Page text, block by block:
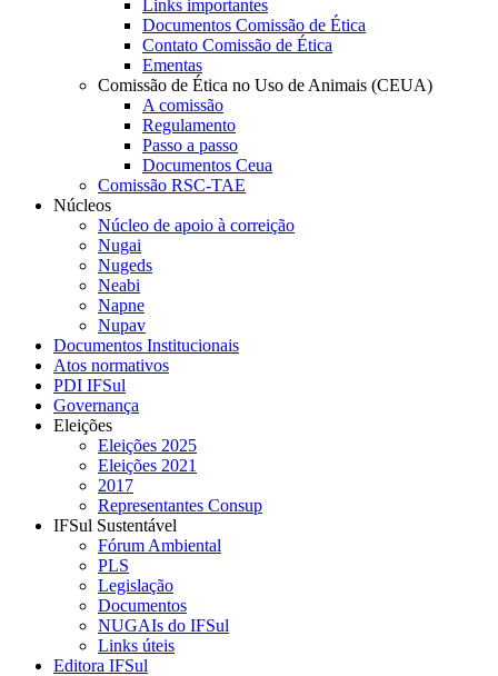
Links importantes
Documentos Comissão de Ética
Contato Comissão de Ética
Ementas
Comissão de Ética no Uso de Animais (CEUA)
A comissão
Regulamento
Passo a passo
Documentos Ceua
Comissão RSC-TAE
Núcleos
Núcleo de apoio à correição
Nugai
Nugeds
Neabi
Napne
Nupav
Documentos Institucionais
Atos normativos
PDI IFSul
Governança
Eleições
Eleições 2025
Eleições 2021
2017
Representantes Consup
IFSul Sustentável
Fórum Ambiental
PLS
Legislação
Documentos
NUGAIs do IFSul
Links úteis
Editora IFSul